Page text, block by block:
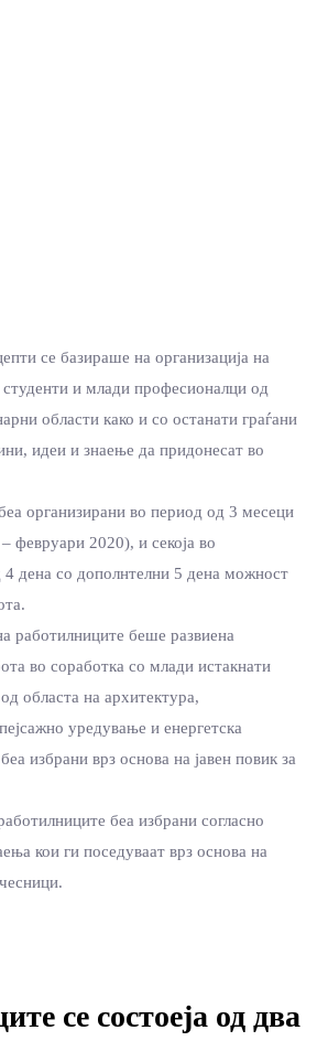
се базираше на организација на
и млади професионалци од
области како и со останати граѓани
идеи и знаење да придонесат во
организирани во период од 3 месеци
февруари 2020), и секоја во
дена со дополнтелни 5 дена можност
работилниците беше развиена
во соработка со млади истакнати
областа на архитектура,
уредување и енергетска
избрани врз основа на јавен повик за
беа избрани согласно
кои ги поседуваат врз основа на
се состоеја од два